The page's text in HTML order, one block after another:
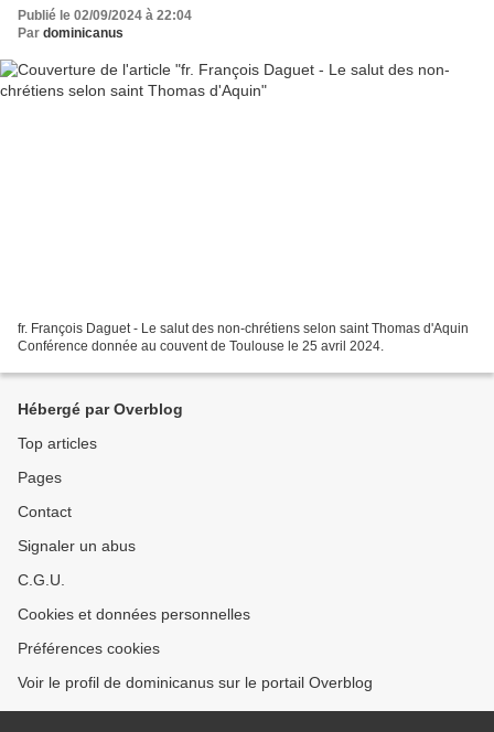
Publié le 02/09/2024 à 22:04
Par dominicanus
fr. François Daguet - Le salut des non-chrétiens selon saint Thomas d'Aquin
Conférence donnée au couvent de Toulouse le 25 avril 2024.
Hébergé par Overblog
Top articles
Pages
Contact
Signaler un abus
C.G.U.
Cookies et données personnelles
Préférences cookies
Voir le profil de dominicanus sur le portail Overblog